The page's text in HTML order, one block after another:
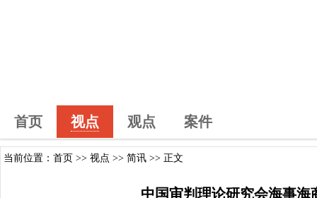
首页 视点 观点 案件
当前位置： 首页 >> 视点 >> 简讯 >> 正文
中国审判理论研究会海事海